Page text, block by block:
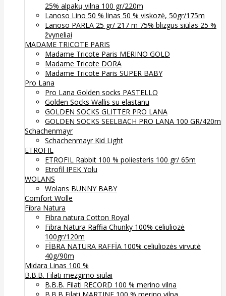
25% alpakų vilna 100 gr/220m
Lanoso Lino 50 % linas 50 % viskozė, 50gr/175m
Lanoso PARLA 25 gr/ 217 m 75% blizgus siūlas 25 %
žvyneliai
MADAME TRICOTE PARIS
Madame Tricote Paris MERINO GOLD
Madame Tricote DORA
Madame Tricote Paris SUPER BABY
Pro Lana
Pro Lana Golden socks PASTELLO
Golden Socks Wallis su elastanu
GOLDEN SOCKS GLITTER PRO LANA
GOLDEN SOCKS SEELBACH PRO LANA 100 GR/420m
Schachenmayr
Schachenmayr Kid Light
ETROFIL
ETROFIL Rabbit 100 % poliesteris 100 gr/ 65m
Etrofil IPEK Yolu
WOLANS
Wolans BUNNY BABY
Comfort Wolle
Fibra Natura
Fibra natura Cotton Royal
Fibra Natura Raffia Chunky 100% celiuliozė
100gr/120m
FİBRA NATURA RAFFİA 100% celiuliozės virvutė
40g/90m
Midara Linas 100 %
B.B.B. Filati mezgimo siūlai
B.B.B. Filati RECORD 100 % merino vilna
B.B.B Filati MARTINE 100 % merino vilna